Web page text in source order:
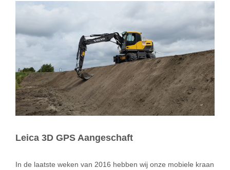
afbeelding
Leica 3D GPS Aangeschaft
In de laatste weken van 2016 hebben wij onze mobiele kraan